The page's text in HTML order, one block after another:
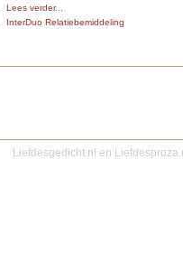
Lees verder...
InterDuo Relatiebemiddeling
Liefdesgedicht.nl en